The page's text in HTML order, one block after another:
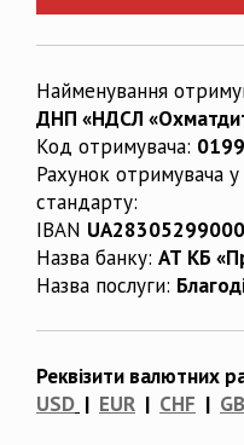
Найменування
ДНП «НДСЛ
Код отримувача:
Рахунок отримувача
стандарту:
IBAN
Назва банку: АТ КБ
Назва послуги:
Реквізити валютних
USD | EUR | CHF |